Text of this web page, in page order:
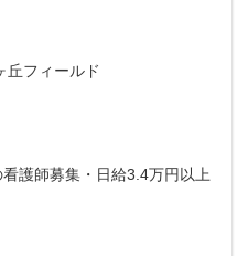
丘フィールド
護師募集・日給3.4万円以上